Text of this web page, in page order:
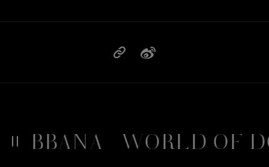
WORLD OF